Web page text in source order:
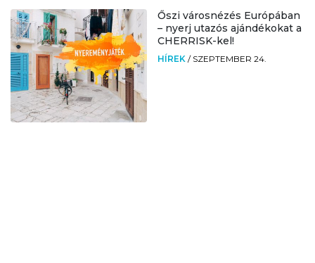
Őszi városnézés Európában
– nyerj utazós ajándékokat a
CHERRISK-kel!
HÍREK / SZEPTEMBER 24.